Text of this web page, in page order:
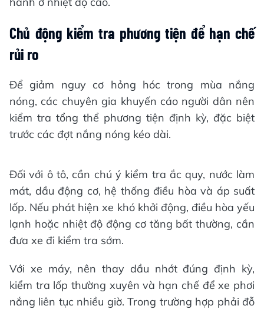
Chủ động kiểm tra phương tiện để hạn chế
rủi ro
Để giảm nguy cơ hỏng hóc trong mùa nắng
nóng, các chuyên gia khuyến cáo người dân nên
kiểm tra tổng thể phương tiện định kỳ, đặc biệt
trước các đợt nắng nóng kéo dài.
Đối với ô tô, cần chú ý kiểm tra ắc quy, nước làm
mát, dầu động cơ, hệ thống điều hòa và áp suất
lốp. Nếu phát hiện xe khó khởi động, điều hòa yếu
lạnh hoặc nhiệt độ động cơ tăng bất thường, cần
đưa xe đi kiểm tra sớm.
Với xe máy, nên thay dầu nhớt đúng định kỳ,
kiểm tra lốp thường xuyên và hạn chế để xe phơi
nắng liên tục nhiều giờ. Trong trường hợp phải đỗ